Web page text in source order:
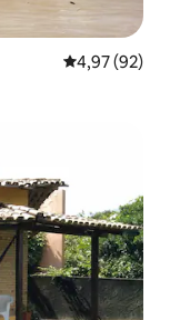
Средна
4,97 (92)